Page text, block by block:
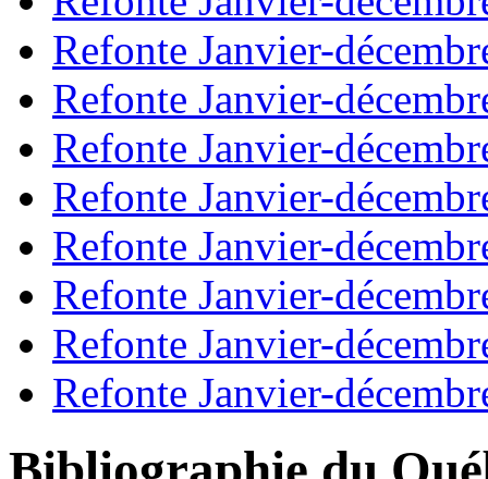
Refonte Janvier-
Refonte Janvier-
Refonte Janvier-
Refonte Janvier-
Refonte Janvier-
Refonte Janvier-
Refonte Janvier-
Refonte Janvier-